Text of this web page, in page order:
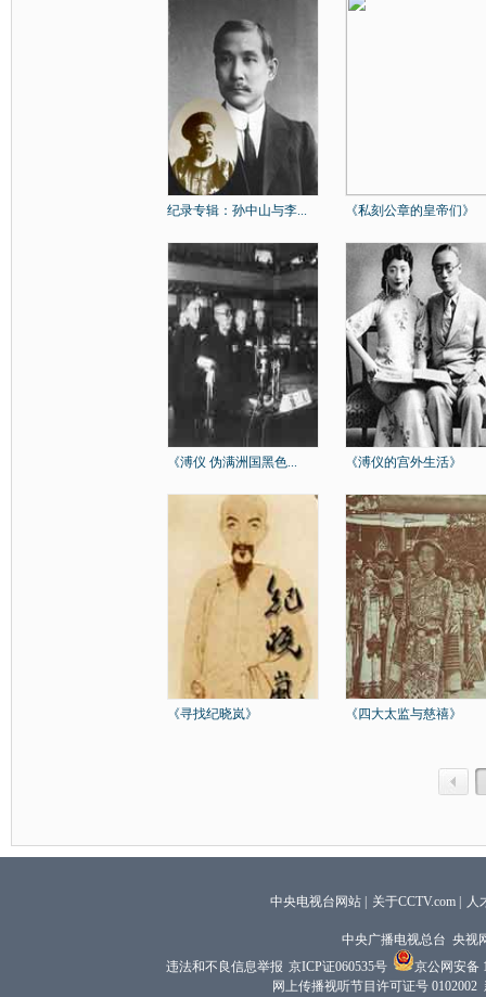
纪录专辑：孙中山与李... 《私刻公章的皇帝们》
《溥仪 伪满洲国黑色... 《溥仪的宫外生活》
《寻找纪晓岚》 《四大太监与慈禧》
中央电视台网站 关于CCTV.com 人
中央广播电视总台 央视
违法和不良信息举报 京ICP证060535号
京公网安备
网上传播视听节目许可证号 0102002